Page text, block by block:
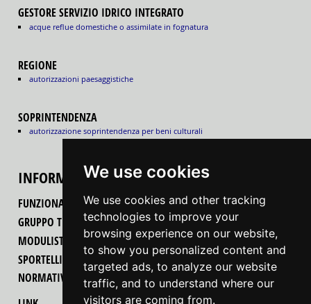
We use cookies
We use cookies and other tracking
technologies to improve your
browsing experience on our website,
to show you personalized content and
targeted ads, to analyze our website
traffic, and to understand where our
visitors are coming from.
GESTORE SERVIZIO IDRICO INTEGRATO
acque reflue domestiche o assimilate in fognatura
REGIONE
autorizzazioni paesaggistiche
SOPRINTENDENZA
autorizzazione soprintendenza per beni culturali
INFORMAZIONI
FUNZIONALITÀ DEL PORTALE
GRUPPO TECNICO REGIONALE
MODULISTICA
SPORTELLI UNICI PER LE ATTIVITÀ PRODUTTIVE
NORMATIVA